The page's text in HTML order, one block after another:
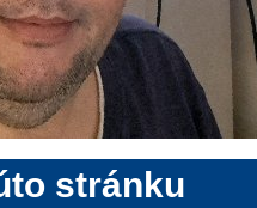
stránku